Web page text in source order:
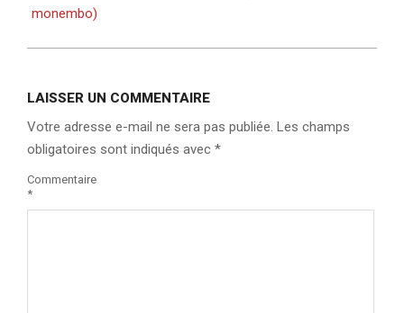
monembo)
LAISSER UN COMMENTAIRE
Votre adresse e-mail ne sera pas publiée. Les champs
obligatoires sont indiqués avec *
Commentaire
*